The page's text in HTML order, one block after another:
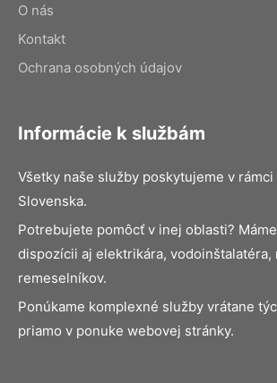
O nás
Kontakt
Ochrana osobných údajov
Informácie k službám
Všetky naše služby poskytujeme v rámci
Slovenska.
Potrebujete pomôcť v inej oblasti?
dispozícii aj elektrikára, vodoinštalatéra,
remeselníkov.
Ponúkame komplexné služby vrátane
priamo v ponuke webovej stránky.